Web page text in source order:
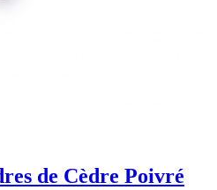
de Cèdre Poivré